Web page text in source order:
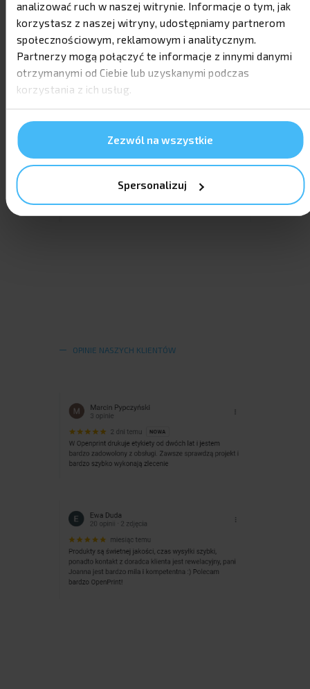
analizować ruch w naszej witrynie. Informacje o tym, jak
korzystasz z naszej witryny, udostępniamy partnerom
społecznościowym, reklamowym i analitycznym.
Partnerzy mogą połączyć te informacje z innymi danymi
otrzymanymi od Ciebie lub uzyskanymi podczas
korzystania z ich usług.
Zezwól na wszystkie
Spersonalizuj
OPINIE NASZYCH KLIENTÓW
OPINIE NASZYCH KLIENTÓW